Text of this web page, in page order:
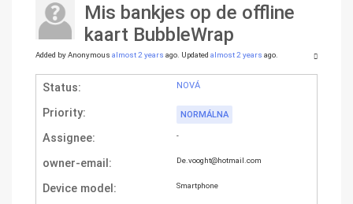
Mis bankjes op de offline
kaart BubbleWrap
Added by Anonymousalmost 2 years ago. Updatedalmost 2 years ago.
Status: NOVÁ
Priority: NORMÁLNA
Assignee: -
owner-email : De.vooght@hotmail.com
Device model : Smartphone